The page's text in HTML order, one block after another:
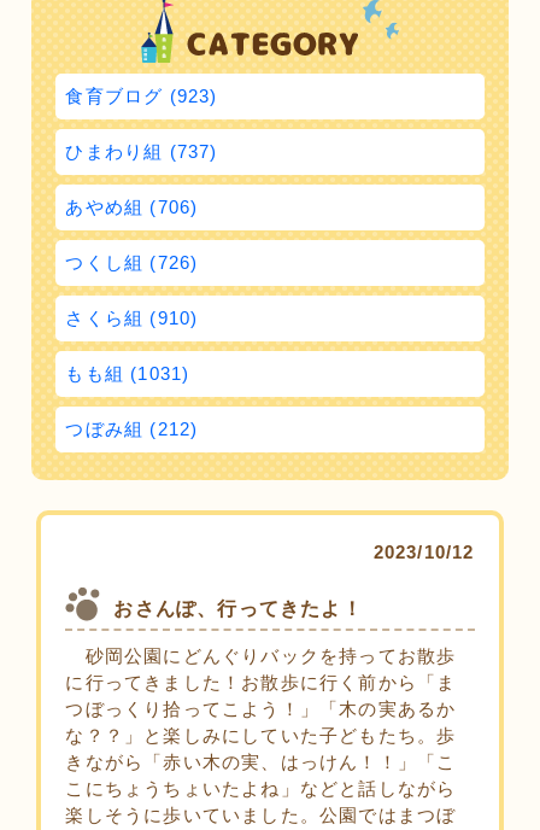
食育ブログ (923)
ひまわり組 (737)
あやめ組 (706)
つくし組 (726)
さくら組 (910)
もも組 (1031)
つぼみ組 (212)
2023/10/12
おさんぽ、行ってきたよ！
砂岡公園にどんぐりバックを持ってお散歩
に行ってきました！お散歩に行く前から「ま
つぼっくり拾ってこよう！」「木の実あるか
な？？」と楽しみにしていた子どもたち。歩
きながら「赤い木の実、はっけん！！」「こ
こにちょうちょいたよね」などと話しながら
楽しそうに歩いていました。公園ではまつぼ